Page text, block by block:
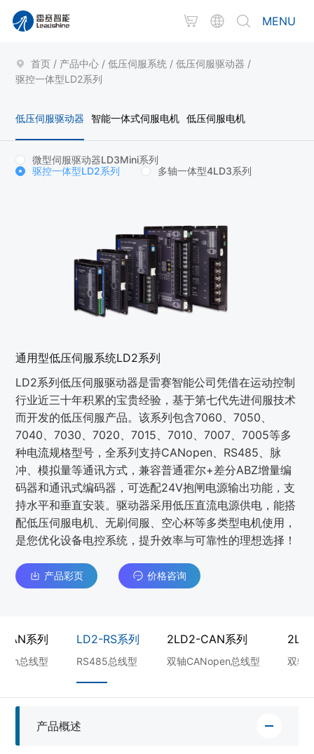
MENU
首页 / 产品中心 / 低压伺服系统 / 低压伺服驱动器 /
驱控一体型LD2系列
低压伺服驱动器 智能一体式伺服电机 低压伺服电机
微型伺服驱动器LD3Mini系列
驱控一体型LD2系列
多轴一体型4LD3系列
通用型低压伺服系统LD2系列
LD2系列低压伺服驱动器是雷赛智能公司凭借在运动控制
⾏业近三⼗年积累的宝贵经验，基于第七代先进伺服技术
⽽开发的低压伺服产品。该系列包含7060、7050、
7040、7030、7020、7015、7010、7007、7005等多
种电流规格型号，全系列⽀持CANopen、RS485、脉
冲、模拟量等通讯⽅式，兼容普通霍尔+差分ABZ增量编
码器和通讯式编码器，可选配24V抱闸电源输出功能，⽀
持⽔平和垂直安装。驱动器采⽤低压直流电源供电，能搭
配低压伺服电机、⽆刷伺服、空⼼杯等多类型电机使⽤，
是您优化设备电控系统，提升效率与可靠性的理想选择！
产品彩页 价格咨询
系列
总线型
LD2-RS系列
RS485总线型
2LD2-CAN系列
双轴CANopen总线型 双轴
产品概述